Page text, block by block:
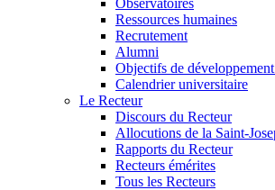
Ressources humaines
Recrutement
Alumni
Objectifs de
Calendrier universitaire
Le Recteur
Discours du Recteur
Allocutions de la Saint-
Rapports du Recteur
Recteurs émérites
Tous les Recteurs